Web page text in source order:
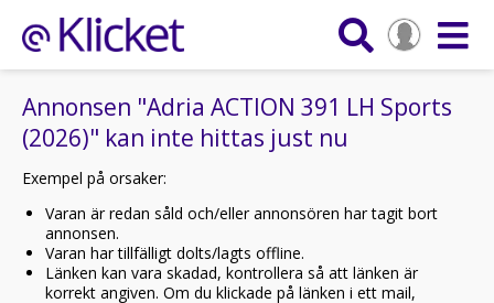
Annonsen "Adria ACTION 391 LH Sports
(2026)" kan inte hittas just nu
Exempel på orsaker:
Varan är redan såld och/eller annonsören har tagit bort
annonsen.
Varan har tillfälligt dolts/lagts offline.
Länken kan vara skadad, kontrollera så att länken är
korrekt angiven. Om du klickade på länken i ett mail,